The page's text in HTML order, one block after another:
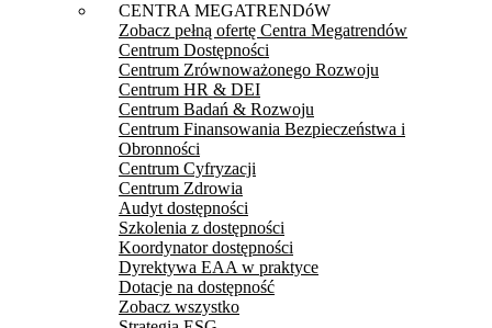
CENTRA MEGATRENDóW
Zobacz pełną ofertę Centra Megatrendów
Centrum Dostępności
Centrum Zrównoważonego Rozwoju
Centrum HR & DEI
Centrum Badań & Rozwoju
Centrum Finansowania Bezpieczeństwa i
Obronności
Centrum Cyfryzacji
Centrum Zdrowia
Audyt dostępności
Szkolenia z dostępności
Koordynator dostępności
Dyrektywa EAA w praktyce
Dotacje na dostępność
Zobacz wszystko